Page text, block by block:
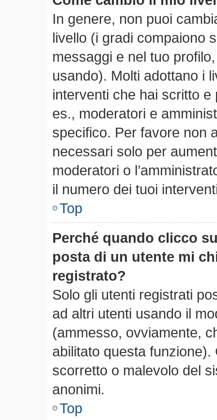
In genere, non puoi
livello (i gradi compaiono
messaggi e nel tuo
usando). Molti adottano i
interventi che hai scritto
es., moderatori e
specifico. Per favore non
necessari solo per
moderatori o
il numero dei tuoi
Top
Perché quando clicco
posta di un utente mi
registrato?
Solo gli utenti registrati
ad altri utenti usando il
(ammesso, ovviamente,
abilitato questa
scorretto o malevolo del
anonimi.
Top